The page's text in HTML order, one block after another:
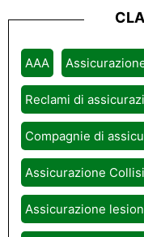
AAA
Reclami di
Compagnie di
Assicurazione
Assicurazione